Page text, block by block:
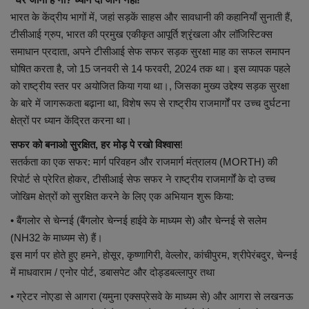
शिक्षा
राष्ट्रीय
स्वास्थ्य
रोजगार
वीडियो
टेक वर्ल्ड
भारत के केंद्रीय भागों में, जहां सड़कें साहस और सावधानी की कहानियाँ सुनाती हैं,
टीसीआई ग्रुप, भारत की प्रमुख एकीकृत आपूर्ति श्रृंखला और लॉजिस्टिक्स
समाधान प्रदाता, अपने टीसीआई सेफ सफर सड़क सुरक्षा माह का सफल समापन
घोषित करता है, जो 15 जनवरी से 14 फरवरी, 2024 तक था। इस व्यापक पहले
को राष्ट्रीय स्तर पर अयोजित किया गया था।, जिसका मुख्य उद्देश्य सड़क सुरक्षा
के बारे में जागरूकता बढ़ाना था, विशेष रूप से राष्ट्रीय राजमार्गों पर उच्च दुर्घटना
क्षेत्रों पर ध्यान केंद्रित करना था।
सफर को बनाओ सुरक्षित, हर मोड़ पे रखो विश्वास!
सतर्कता का एक सफर: मार्ग परिवहन और राजमार्ग मंत्रालय (MORTH) की
रिपोर्ट से प्रेरित होकर, टीसीआई सेफ सफर ने राष्ट्रीय राजमार्गों के दो उच्च
जोखिम क्षेत्रों को सुरक्षित करने के लिए एक अभियान शुरू किया:
• बैंगलोर से चेन्नई (बैंगलोर चेन्नई हाईवे के माध्यम से) और चेन्नई से सलेम
(NH32 के माध्यम से) हैं।
इस मार्ग पर होते हुए हमने, होसूर, कृष्णागिरी, वेल्लोर, कांचीपुरम, श्रीपेरंबदुर, चेन्नई
में माधवाराम / एनोर पोर्ट, डबासपेट और दोड्डबल्लापुर तथा
• ग्रेटर नोएडा से आगरा (यमुना एक्सप्रेसवे के माध्यम से) और आगरा से लखनऊ